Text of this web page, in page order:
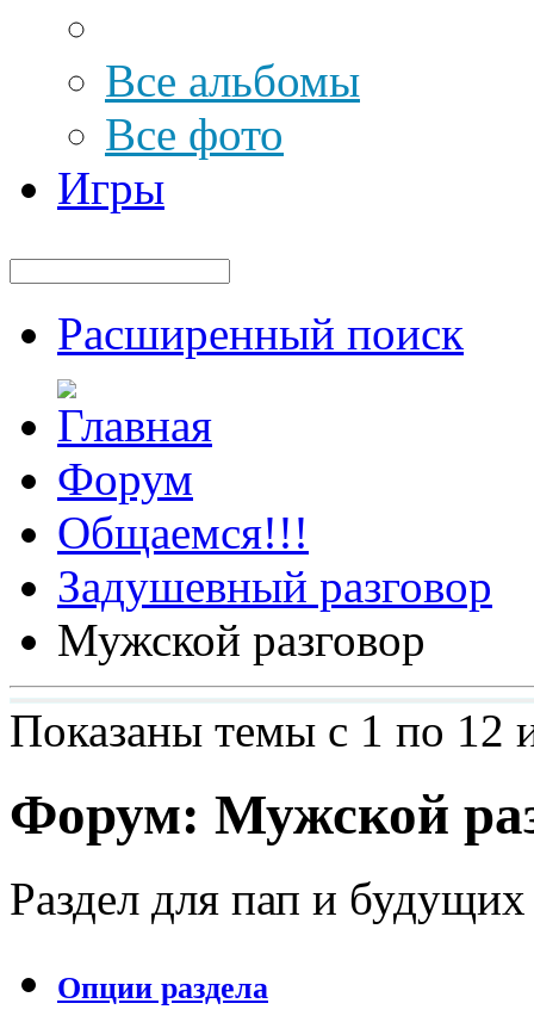
Все альбомы
Все фото
Игры
Расширенный поиск
Форум
Общаемся!!!
Задушевный разговор
Мужской разговор
Показаны темы с 1 по 12
Форум: Мужской
Раздел для пап и
Опции раздела